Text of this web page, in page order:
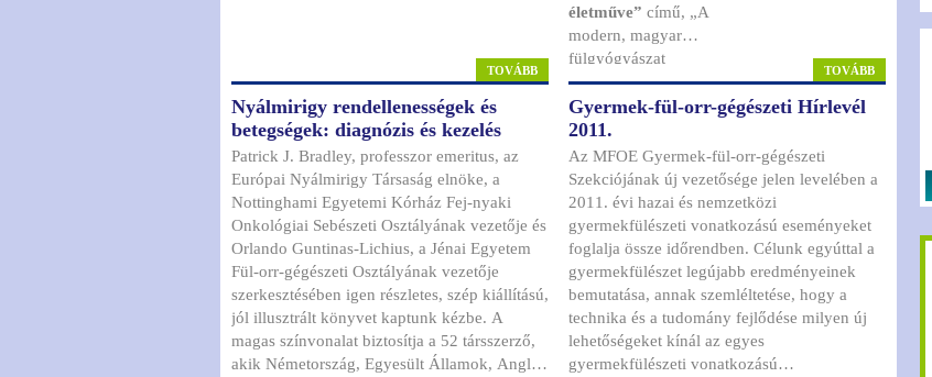
az Egyesület számára nem mindegy, hány
példány szaklapot nyomtatunk, illetve
postázunk, éppen ezért a díjbefizetési
fegyelem fontos tényező. A továbbiakban a
lapot az előre díjat fizetők számára tudjuk
postázni, a visszamenőleges lapelőállítást
azon tagjaink számára tudjuk biztosítani, akik
az ezzel kapcsolatos plusz költséget is
befizetik.
TOVÁBB
életműve” című, „A
modern, magyar
fülgyógyászat
megteremtőjének és
családjának története”
alcímű könyv
megjelentetése. A közel
400 oldalas Krepuska
monográfia felöleli –
páratlan orvosi
munkássága mellett –
szerteágazó polihisztori
tevékenységét is. [A
könyv döntően levéltári
kutatómunka
eredménye.]
TOVÁBB
Nyálmirigy rendellenességek és
betegségek: diagnózis és kezelés
Patrick J. Bradley, professzor emeritus, az
Európai Nyálmirigy Társaság elnöke, a
Nottinghami Egyetemi Kórház Fej-nyaki
Onkológiai Sebészeti Osztályának vezetője és
Orlando Guntinas-Lichius, a Jénai Egyetem
Fül-orr-gégészeti Osztályának vezetője
szerkesztésében igen részletes, szép kiállítású,
jól illusztrált könyvet kaptunk kézbe. A
magas színvonalat biztosítja a 52 társszerző,
akik Németország, Egyesült Államok, Anglia,
Gyermek-fül-orr-gégészeti Hírlevél
2011.
Az MFOE Gyermek-fül-orr-gégészeti
Szekciójának új vezetősége jelen levelében a
2011. évi hazai és nemzetközi
gyermekfülészeti vonatkozású eseményeket
foglalja össze időrendben. Célunk egyúttal a
gyermekfülészet legújabb eredményeinek
bemutatása, annak szemléltetése, hogy a
technika és a tudomány fejlődése milyen új
lehetőségeket kínál az egyes
gyermekfülészeti vonatkozású